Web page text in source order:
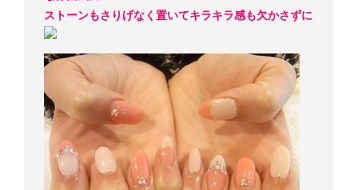
ストーンもさりげなく置いてキラキラ感も欠かさずに